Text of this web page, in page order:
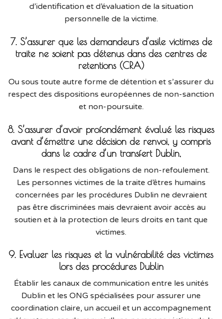
d’identification et d’évaluation de la situation
personnelle de la victime.
7. S’assurer que les demandeurs d’asile victimes de
traite ne soient pas détenus dans des centres de
retentions (CRA)
Ou sous toute autre forme de détention et s’assurer du
respect des dispositions européennes de non-sanction
et non-poursuite.
8. S’assurer d’avoir profondément évalué les risques
avant d’émettre une décision de renvoi, y compris
dans le cadre d’un transfert Dublin,
Dans le respect des obligations de non-refoulement.
Les personnes victimes de la traite d’êtres humains
concernées par les procédures Dublin ne devraient
pas être discriminées mais devraient avoir accès au
soutien et à la protection de leurs droits en tant que
victimes.
9. Evaluer les risques et la vulnérabilité des victimes
lors des procédures Dublin
Établir les canaux de communication entre les unités
Dublin et les ONG spécialisées pour assurer une
coordination claire, un accueil et un accompagnement